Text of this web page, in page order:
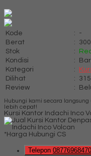
Kode :
-
Berat
:
Stok
:
Kondisi
:
Kategori
:
Dilihat
:
Review
:
Hubungi kami secara
lebih cepat!
Kursi Kantor Indachi Inco
*Harga Hubungi CS
Telepon